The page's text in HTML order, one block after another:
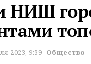
НИШ
2023, 9:39 Общество